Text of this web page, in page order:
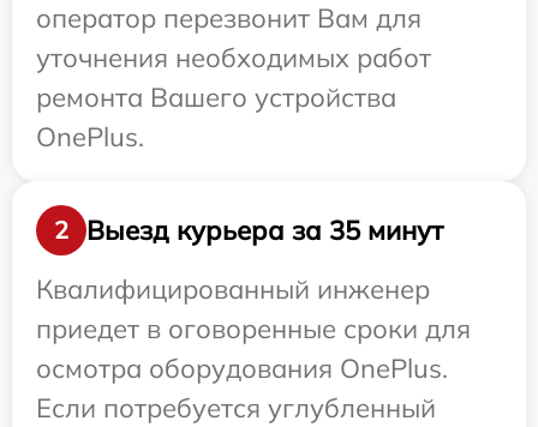
оператор перезвонит Вам для
уточнения необходимых работ
ремонта Вашего устройства
OnePlus.
2
Выезд курьера за 35 минут
Квалифицированный инженер
приедет в оговоренные сроки для
осмотра оборудования OnePlus.
Если потребуется углубленный